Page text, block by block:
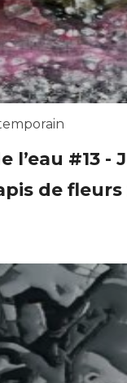
l’eau #13
de fleurs